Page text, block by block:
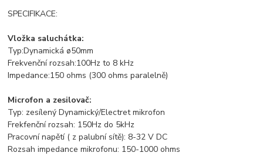
SPECIFIKACE:
Vložka saluchátka:
Typ:Dynamická ø50mm
Frekvenční rozsah:100Hz to 8 kHz
Impedance:150 ohms (300 ohms paralelně)
Microfon a zesilovač:
Typ: zesílený Dynamický/Electret mikrofon
Frekfenční rozsah: 150Hz do 5kHz
Pracovní napětí ( z palubní sítě): 8-32 V DC
Rozsah impedance mikrofonu: 150-1000 ohms